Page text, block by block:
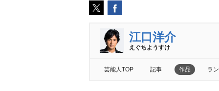
江口洋介
えぐちようすけ
芸能人TOP 記事 作品 ラ